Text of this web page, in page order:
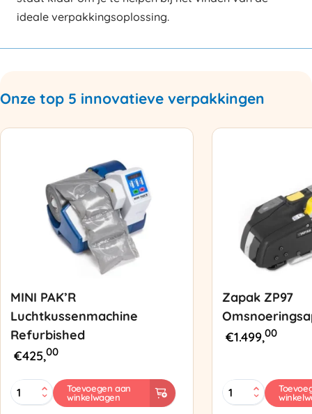
ideale verpakkingsoplossing.
Onze top 5 innovatieve verpakkingen
MINI PAK’R
Luchtkussenmachine
Refurbished
€425,00
MINI
PAK'R
Toevoegen aan
winkelwagen
Zapak ZP97
€1.499,00
Zapak
ZP97